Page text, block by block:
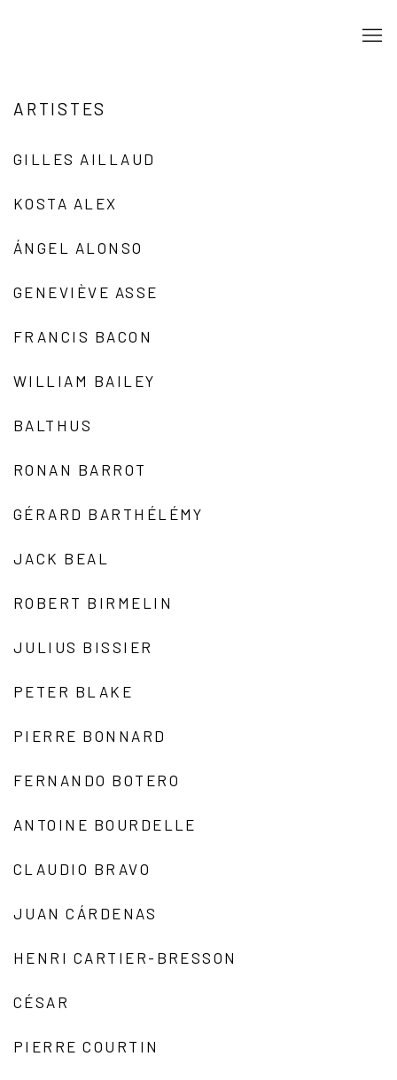
ARTISTES
GILLES AILLAUD
KOSTA ALEX
ÁNGEL ALONSO
GENEVIÈVE ASSE
FRANCIS BACON
WILLIAM BAILEY
BALTHUS
RONAN BARROT
GÉRARD BARTHÉLÉMY
JACK BEAL
ROBERT BIRMELIN
JULIUS BISSIER
PETER BLAKE
PIERRE BONNARD
FERNANDO BOTERO
ANTOINE BOURDELLE
CLAUDIO BRAVO
JUAN CÁRDENAS
HENRI CARTIER-BRESSON
CÉSAR
PIERRE COURTIN